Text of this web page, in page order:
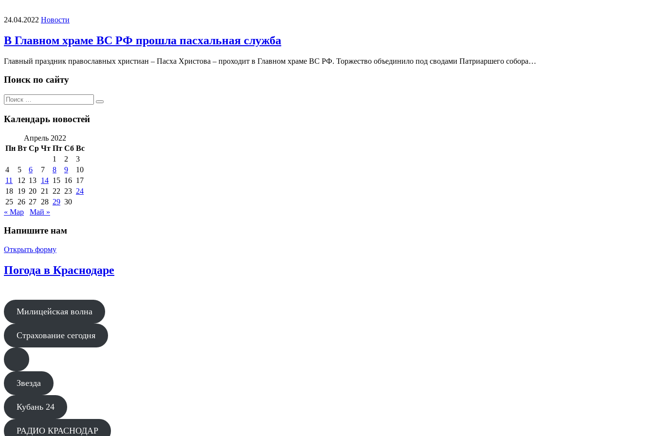
24.04.2022 Новости
В Главном храме ВС РФ прошла пасхальная служба
Главный праздник православных христиан – Пасха Христова – проходит в Главном храме ВС РФ. Торжество объединило под сводами Патриаршего собора…
Поиск по сайту
Поиск
по:
Поиск
Календарь новостей
Апрель 2022
Пн Вт Ср Чт Пт Сб Вс
1
2
3
4
5 6 7 8 9
10
11
12 13 14 15 16 17
18 19 20 21 22 23 24
25 26 27 28 29 30
« Мар
Май »
Напишите нам
Открыть форму
Погода в Краснодаре
Милицейская волна
Страхование сегодня
Звезда
Кубань 24
РАДИО КРАСНОДАР